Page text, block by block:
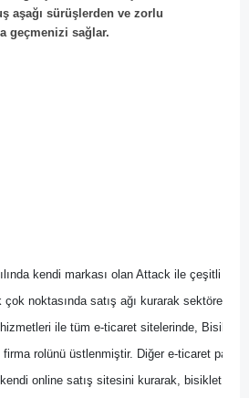
aşağı sürüşlerden ve zorlu
geçmenizi sağlar.
kendi markası olan Attack ile çeşitli
çok noktasında satış ağı kurarak sektöre
hizmetleri ile tüm e-ticaret sitelerinde,
firma rolünü üstlenmiştir. Diğer e-ticaret
online satış sitesini kurarak, bisiklet